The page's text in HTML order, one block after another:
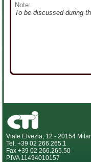
Note:
To be discussed during
Viale Elvezia, 12 - 20154
Tel. +39 02 266.265.1
Fax +39 02 266.265.50
P.IVA 11494010157